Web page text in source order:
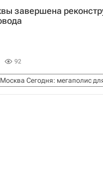
завершена
92
Москва Сегодня: мегаполис
хозяйства Москвы